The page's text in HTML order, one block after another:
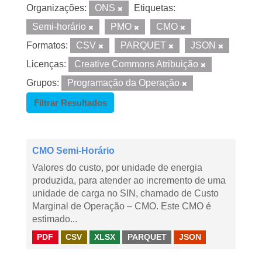
Organizações: ONS
Etiquetas:
Semi-horário
PMO
CMO
Formatos:
CSV PARQUET
JSON
Licenças:
Creative Commons Atribuição
Grupos:
Programação da Operação
Filtrar Resultados
CMO Semi-Horário
Valores do custo, por unidade de energia
produzida, para atender ao incremento de uma
unidade de carga no SIN, chamado de Custo
Marginal de Operação – CMO. Este CMO é
estimado...
PDF CSV XLSX PARQUET JSON